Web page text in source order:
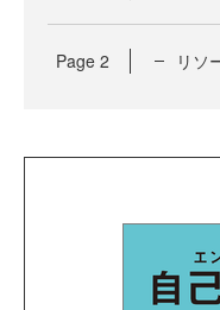
Page 2 リソ